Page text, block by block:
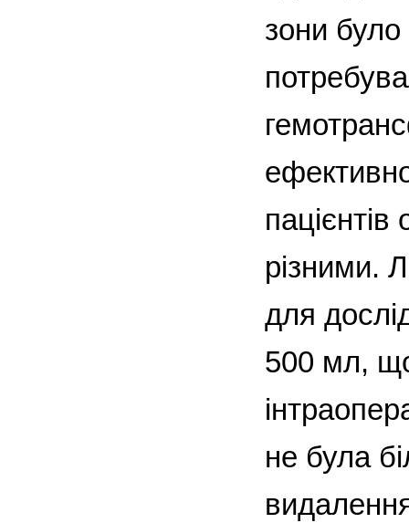
зони
пацієнтів
різними.
для
500 мл,
не була